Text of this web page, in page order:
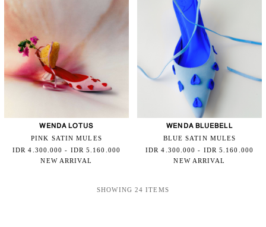
WENDA LOTUS
PINK SATIN MULES
IDR 4.300.000 - IDR 5.160.000
NEW ARRIVAL
WENDA BLUEBELL
BLUE SATIN MULES
IDR 4.300.000 - IDR 5.160.000
NEW ARRIVAL
SHOWING 24 ITEMS